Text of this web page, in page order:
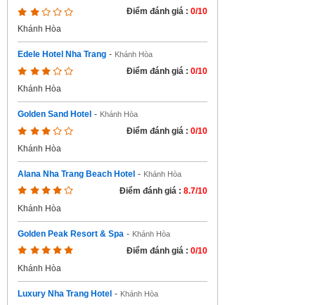
Điểm đánh giá : 0/10
Khánh Hòa
Edele Hotel Nha Trang - Khánh Hòa
Điểm đánh giá : 0/10
Khánh Hòa
Golden Sand Hotel - Khánh Hòa
Điểm đánh giá : 0/10
Khánh Hòa
Alana Nha Trang Beach Hotel - Khánh Hòa
Điểm đánh giá : 8.7/10
Khánh Hòa
Golden Peak Resort & Spa - Khánh Hòa
Điểm đánh giá : 0/10
Khánh Hòa
Luxury Nha Trang Hotel - Khánh Hòa